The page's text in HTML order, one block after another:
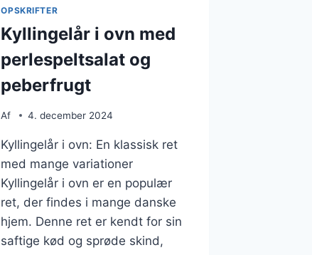
OPSKRIFTER
Kyllingelår i ovn med
perlespeltsalat og
peberfrugt
Af 4. december 2024
Kyllingelår i ovn: En klassisk ret
med mange variationer
Kyllingelår i ovn er en populær
ret, der findes i mange danske
hjem. Denne ret er kendt for sin
saftige kød og sprøde skind,